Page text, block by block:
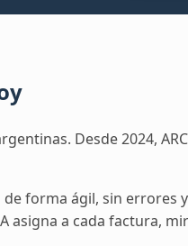
potencian
Desde 2024,
forma ágil, sin errores
asigna a cada factura,